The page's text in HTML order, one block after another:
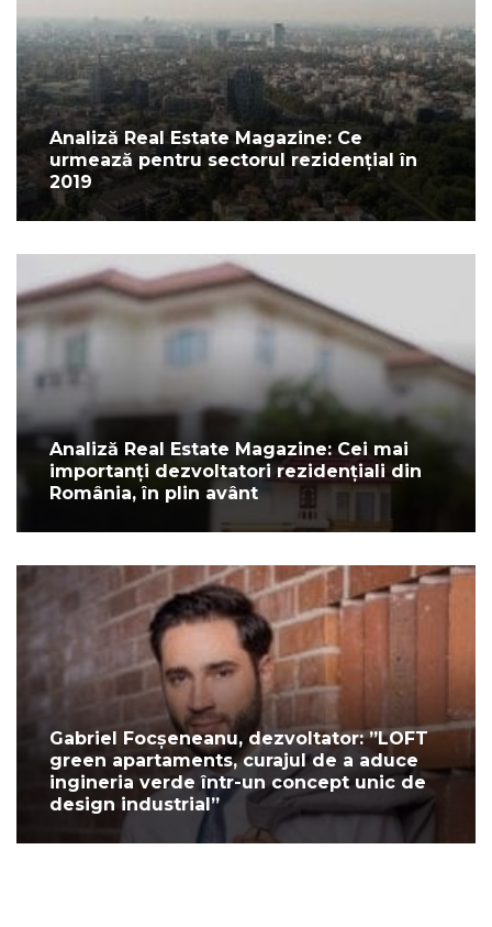
Analiză Real Estate Magazine: Ce
urmează pentru sectorul rezidențial în
2019
Analiză Real Estate Magazine: Cei mai
importanți dezvoltatori rezidențiali din
România, în plin avânt
Gabriel Focșeneanu, dezvoltator: ”LOFT
green apartaments, curajul de a aduce
ingineria verde într-un concept unic de
design industrial”